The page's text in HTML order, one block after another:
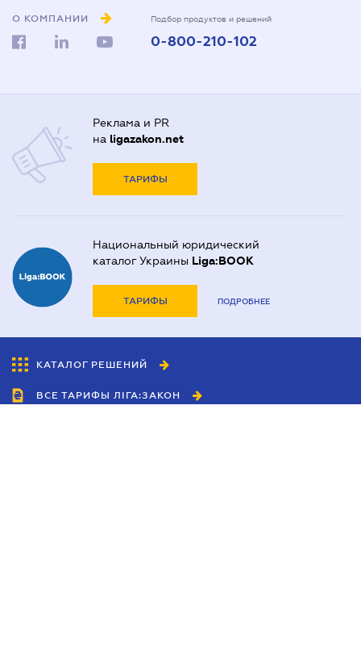
О КОМПАНИИ Подбор продуктов и решений
0-800-210-102
Реклама и PR
на ligazakon.net
ТАРИФЫ
Национальный юридический
каталог Украины Liga:BOOK
ТАРИФЫ ПОДРОБНЕЕ
КАТАЛОГ РЕШЕНИЙ
ВСЕ ТАРИФЫ ЛІГА:ЗАКОН